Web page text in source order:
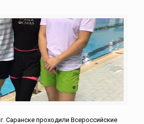
Саранске проходили Всероссийские